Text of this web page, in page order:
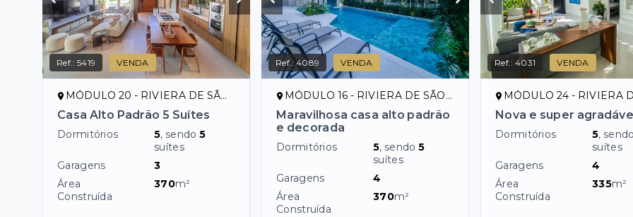
Ref.:5419 VENDA
MÓDULO 20 - RIVIERA DE SÃO LOURENÇO/SP
Casa Alto Padrão 5 Suítes
Dormitórios 5, sendo5
suítes
Garagens
3
Área
Construída
370m²
Ref.:4089 VENDA
MÓDULO 16 - RIVIERA DE SÃO LOURENÇO/SP
Maravilhosa casa alto padrão
e decorada
Dormitórios 5, sendo5
suítes
Garagens
4
Área
Construída
370m²
Ref.:4031 VENDA
MÓDULO 24 - RIVIERA DE SÃO
Nova e super
Dormitórios 5,
suítes
Garagens
4
Área
Construída
335m²